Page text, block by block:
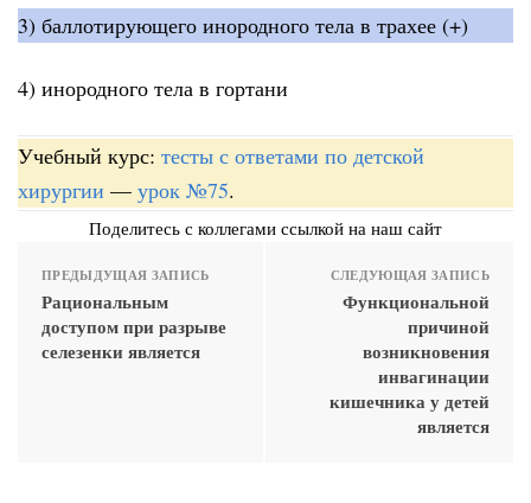
3) баллотирующего инородного тела в трахее (+)
4) инородного тела в гортани
Учебный курс: тесты с ответами по детской
хирургии — урок №75.
Поделитесь с коллегами ссылкой на наш сайт
ПРЕДЫДУЩАЯ ЗАПИСЬ
Рациональным
доступом при разрыве
селезенки является
СЛЕДУЮЩАЯ ЗАПИСЬ
Функциональной
причиной
возникновения
инвагинации
кишечника у детей
является